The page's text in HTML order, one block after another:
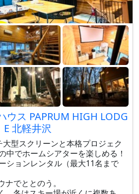
ウス PAPRUM HIGH LODG
E 北軽井沢
型スクリーンと本格プロジェク
中でホームシアターを楽しめる！
ションレンタル（最大11名まで
でととのう。